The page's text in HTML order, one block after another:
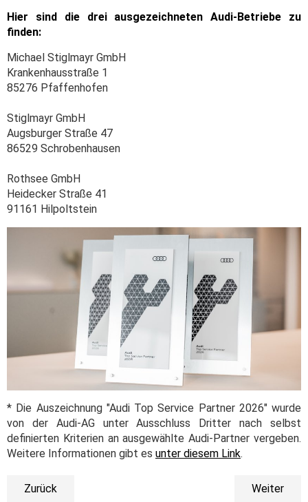
Hier sind die drei ausgezeichneten Audi-Betriebe zu
finden:
Michael Stiglmayr GmbH
Krankenhausstraße 1
85276 Pfaffenhofen
Stiglmayr GmbH
Augsburger Straße 47
86529 Schrobenhausen
Rothsee GmbH
Heidecker Straße 41
91161 Hilpoltstein
* Die Auszeichnung "Audi Top Service Partner 2026" wurde
von der Audi-AG unter Ausschluss Dritter nach selbst
definierten Kriterien an ausgewählte Audi-Partner vergeben.
Weitere Informationen gibt es unter diesem Link.
Zurück Weiter